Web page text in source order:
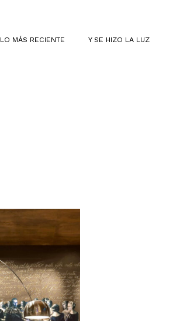
LO MÁS RECIENTE Y SE HIZO LA LUZ